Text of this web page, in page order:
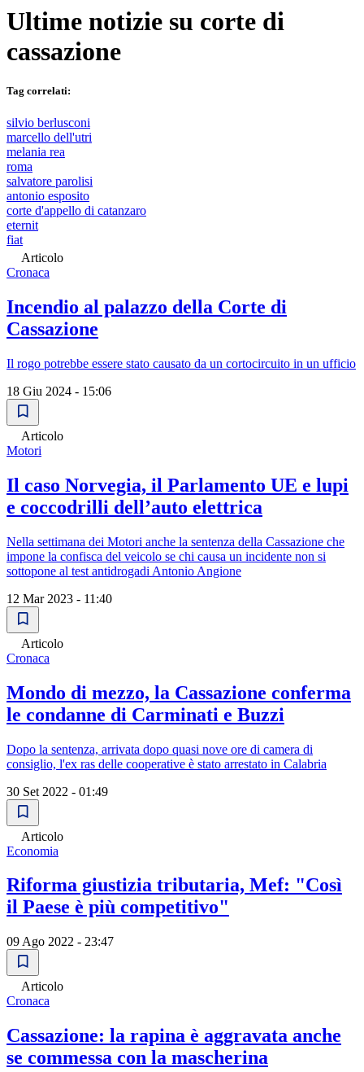
Ultime notizie su corte di
cassazione
Tag correlati:
silvio berlusconi
marcello dell'utri
melania rea
roma
salvatore parolisi
antonio esposito
corte d'appello di catanzaro
eternit
fiat
Articolo
Cronaca
Incendio al palazzo della Corte di
Cassazione
Il rogo potrebbe essere stato causato da un cortocircuito in un ufficio
18 Giu 2024 - 15:06
Articolo
Motori
Il caso Norvegia, il Parlamento UE e lupi
e coccodrilli dellʼauto elettrica
Nella settimana dei Motori anche la sentenza della Cassazione che
impone la confisca del veicolo se chi causa un incidente non si
sottopone al test antidrogadi Antonio Angione
12 Mar 2023 - 11:40
Articolo
Cronaca
Mondo di mezzo, la Cassazione conferma
le condanne di Carminati e Buzzi
Dopo la sentenza, arrivata dopo quasi nove ore di camera di
consiglio, l'ex ras delle cooperative è stato arrestato in Calabria
30 Set 2022 - 01:49
Articolo
Economia
Riforma giustizia tributaria, Mef: "Così
il Paese è più competitivo"
09 Ago 2022 - 23:47
Articolo
Cronaca
Cassazione: la rapina è aggravata anche
se commessa con la mascherina